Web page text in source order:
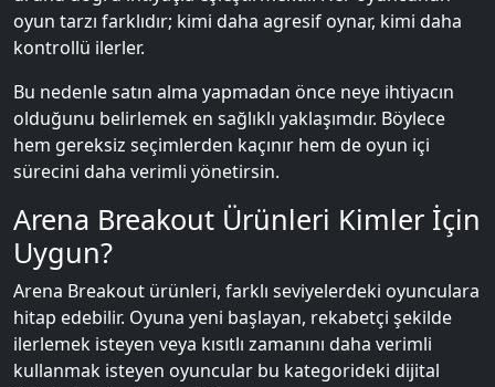
oyun tarzı farklıdır; kimi daha agresif oynar, kimi daha
kontrollü ilerler.
Bu nedenle satın alma yapmadan önce neye ihtiyacın
olduğunu belirlemek en sağlıklı yaklaşımdır. Böylece
hem gereksiz seçimlerden kaçınır hem de oyun içi
sürecini daha verimli yönetirsin.
Arena Breakout Ürünleri Kimler İçin
Uygun?
Arena Breakout ürünleri, farklı seviyelerdeki oyunculara
hitap edebilir. Oyuna yeni başlayan, rekabetçi şekilde
ilerlemek isteyen veya kısıtlı zamanını daha verimli
kullanmak isteyen oyuncular bu kategorideki dijital